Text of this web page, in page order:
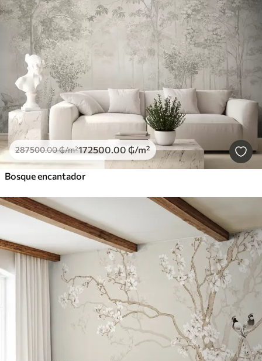
Inteligente
Borrar todos los filtros
287500.00₲/m²172500.00 ₲/m²
Bosque encantador